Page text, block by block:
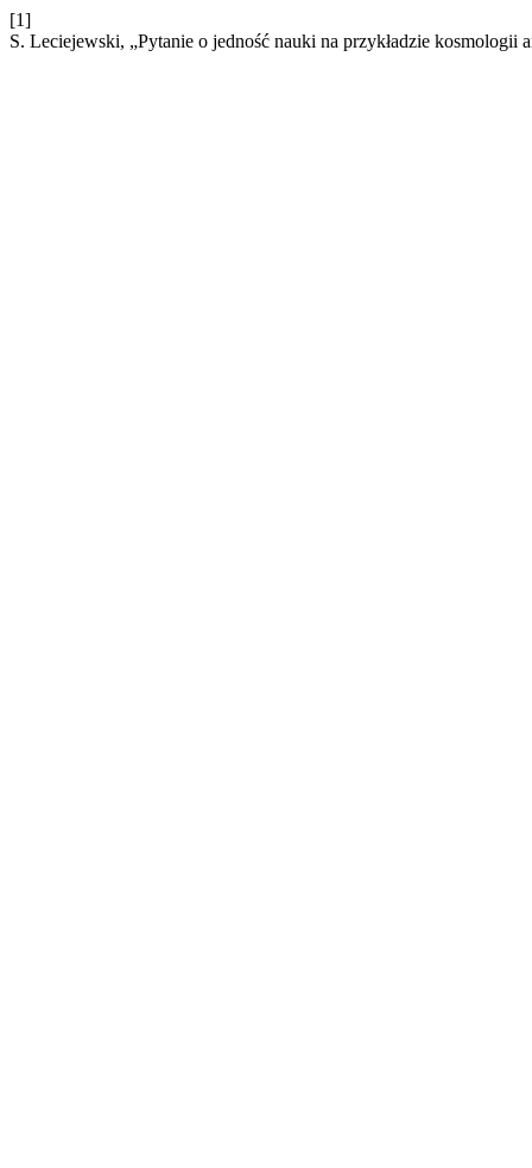
[1]
S. Leciejewski, „Pytanie o jedność nauki na przykładzie kosmologii